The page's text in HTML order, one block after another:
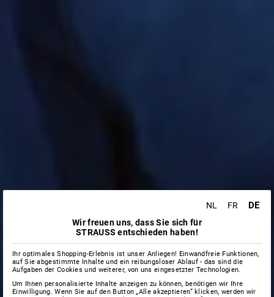
NL FR DE
Wir freuen uns, dass Sie sich für
STRAUSS entschieden haben!
Ihr optimales Shopping-Erlebnis ist unser Anliegen! Einwandfreie Funktionen,
auf Sie abgestimmte Inhalte und ein reibungsloser Ablauf - das sind die
Aufgaben der Cookies und weiterer, von uns eingesetzter Technologien.
Um Ihnen personalisierte Inhalte anzeigen zu können, benötigen wir Ihre
Einwilligung. Wenn Sie auf den Button „Alle akzeptieren“ klicken, werden wir